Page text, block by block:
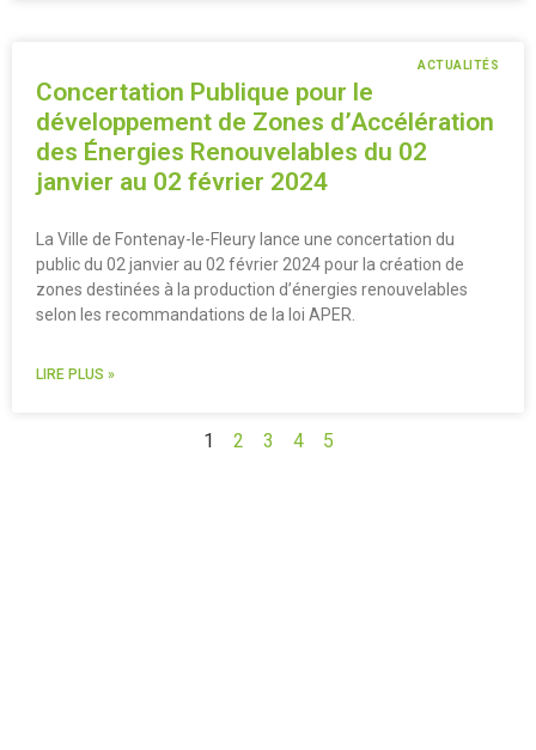
ACTUALITÉS
Concertation Publique pour le
développement de Zones d’Accélération
des Énergies Renouvelables du 02
janvier au 02 février 2024
La Ville de Fontenay-le-Fleury lance une concertation du
public du 02 janvier au 02 février 2024 pour la création de
zones destinées à la production d’énergies renouvelables
selon les recommandations de la loi APER.
LIRE PLUS »
1 2 3 4 5